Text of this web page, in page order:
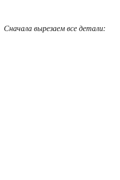
Сначала вырезаем все детали: